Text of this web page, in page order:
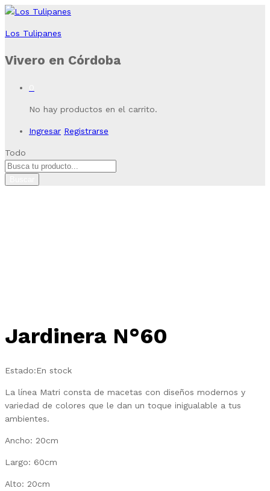
Los Tulipanes
Vivero en Córdoba
No hay productos en el carrito.
Ingresar Registrarse
Todo
Jardinera N°60
Estado:En stock
La línea Matri consta de macetas con diseños modernos y
variedad de colores que le dan un toque inigualable a tus
ambientes.
Ancho: 20cm
Largo: 60cm
Alto: 20cm